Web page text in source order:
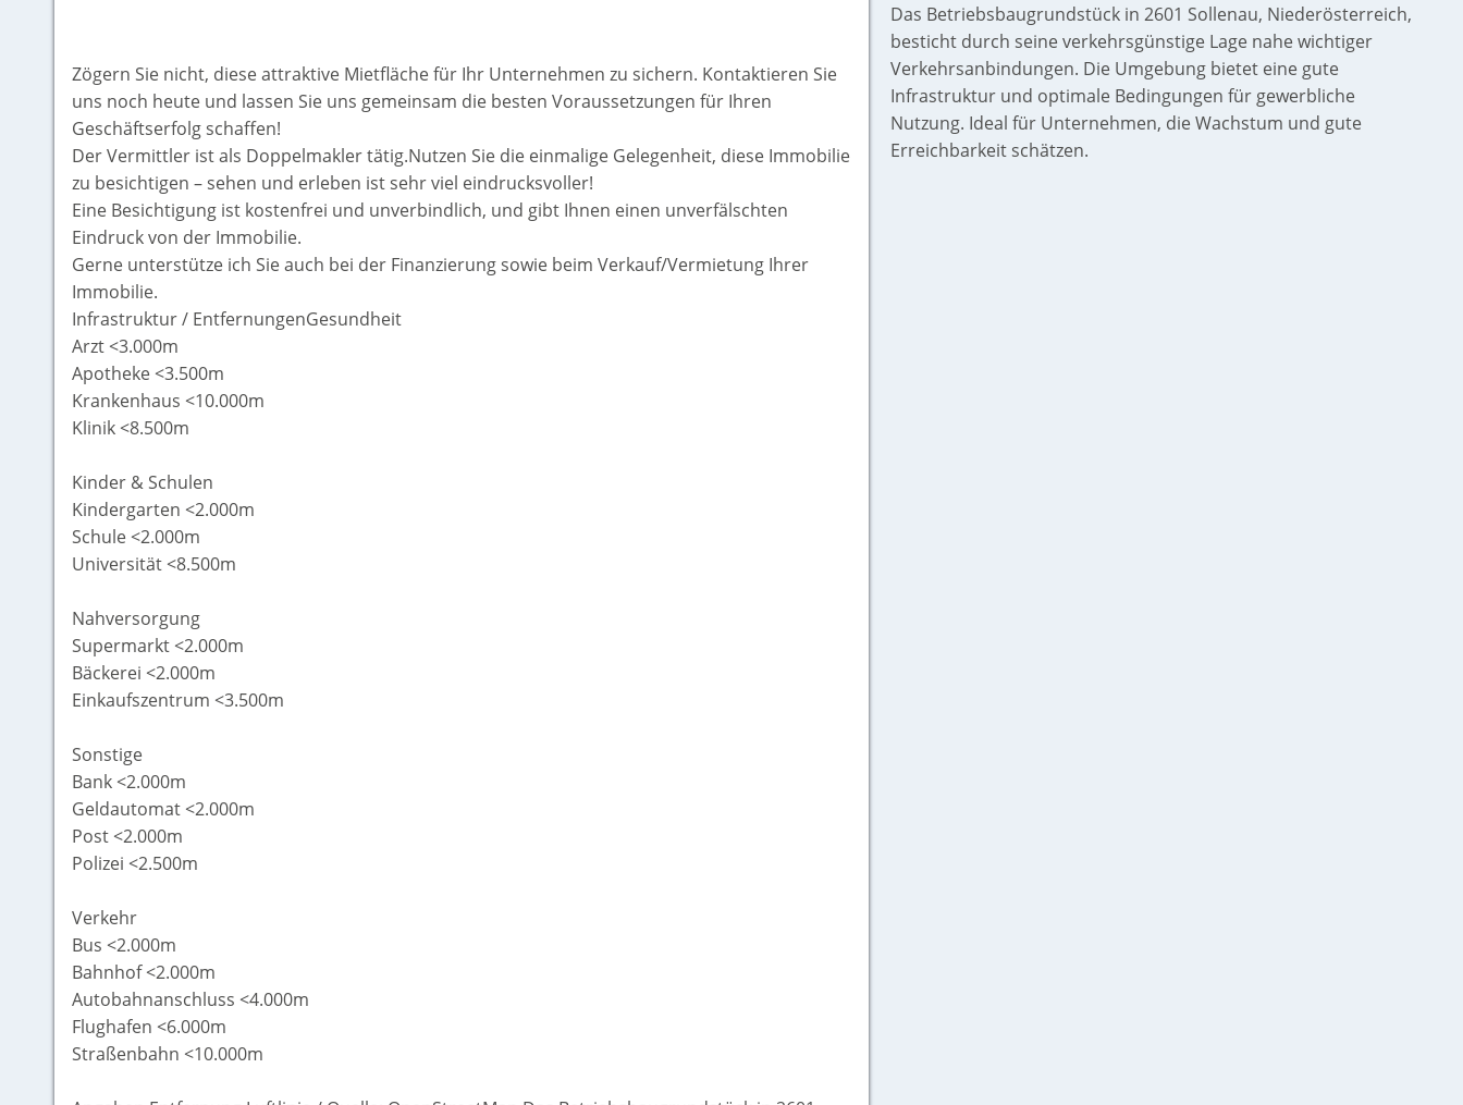
Zögern Sie nicht, diese attraktive Mietfläche für Ihr Unternehmen zu sichern. Kontaktieren Sie
uns noch heute und lassen Sie uns gemeinsam die besten Voraussetzungen für Ihren
Geschäftserfolg schaffen!
Der Vermittler ist als Doppelmakler tätig.Nutzen Sie die einmalige Gelegenheit, diese Immobilie
zu besichtigen – sehen und erleben ist sehr viel eindrucksvoller!
Eine Besichtigung ist kostenfrei und unverbindlich, und gibt Ihnen einen unverfälschten
Eindruck von der Immobilie.
Gerne unterstütze ich Sie auch bei der Finanzierung sowie beim Verkauf/Vermietung Ihrer
Immobilie.
Infrastruktur / EntfernungenGesundheit
Arzt <3.000m
Apotheke <3.500m
Krankenhaus <10.000m
Klinik <8.500m
Kinder & Schulen
Kindergarten <2.000m
Schule <2.000m
Universität <8.500m
Nahversorgung
Supermarkt <2.000m
Bäckerei <2.000m
Einkaufszentrum <3.500m
Sonstige
Bank <2.000m
Geldautomat <2.000m
Post <2.000m
Polizei <2.500m
Verkehr
Bus <2.000m
Bahnhof <2.000m
Autobahnanschluss <4.000m
Flughafen <6.000m
Straßenbahn <10.000m
Das Betriebsbaugrundstück in 2601 Sollenau, Niederösterreich,
besticht durch seine verkehrsgünstige Lage nahe wichtiger
Verkehrsanbindungen. Die Umgebung bietet eine gute
Infrastruktur und optimale Bedingungen für gewerbliche
Nutzung. Ideal für Unternehmen, die Wachstum und gute
Erreichbarkeit schätzen.